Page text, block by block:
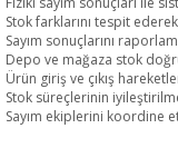
Stok farklarını tespit
Sayım sonuçlarını
Depo ve mağaza stok
Ürün giriş ve çıkış
Stok süreçlerinin
Sayım ekiplerini koordine